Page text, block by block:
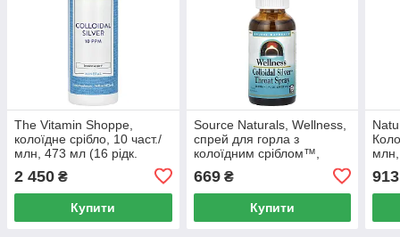
The Vitamin Shoppe,
колоїдне срібло, 10 част./
млн, 473 мл (16 рідк.
2 450 ₴
Купити
Source Naturals, Wellness,
спрей для горла з
колоїдним сріблом™,
669₴
Купити
млн,
913